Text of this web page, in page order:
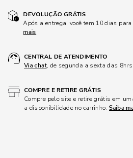
DEVOLUÇÃO GRÁTIS
Após a entrega, você tem 10 dias
mais
CENTRAL DE ATENDIMENTO
Via chat, de segunda a sexta das
COMPRE E RETIRE GRÁTIS
Compre pelo site e retire grátis em
a disponibilidade no carrinho.Saiba